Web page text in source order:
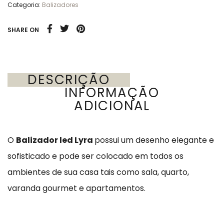
Categoria: Balizadores
SHARE ON
DESCRIÇÃO
INFORMAÇÃO
ADICIONAL
O Balizador led Lyra possui um desenho elegante e
sofisticado e pode ser colocado em todos os
ambientes de sua casa tais como sala, quarto,
varanda gourmet e apartamentos.